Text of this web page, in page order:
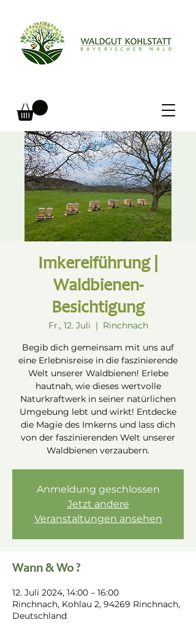
Imkereiführung |
Waldbienen-
Besichtigung
Fr., 12. Juli
  |
Rinchnach
Begib dich gemeinsam mit uns auf
eine Erlebnisreise in die faszinierende
Welt unserer Waldbienen! Erlebe
hautnah, wie dieses wertvolle
Naturkraftwerk in seiner natürlichen
Umgebung lebt und wirkt! Entdecke
die Magie des Imkerns und lass dich
von der faszinierenden Welt unserer
Waldbienen verzaubern.
Anmeldung geschlossen
Jetzt andere
Veranstaltungen ansehen
Wann & Wo ?
12. Juli 2024, 14:00 – 16:00
Rinchnach, Kohlau 2, 94269 Rinchnach,
Deutschland